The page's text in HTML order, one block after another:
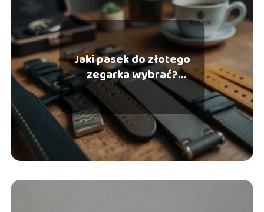
Jaki pasek do złotego
zegarka wybrać?
Praktyczne porady